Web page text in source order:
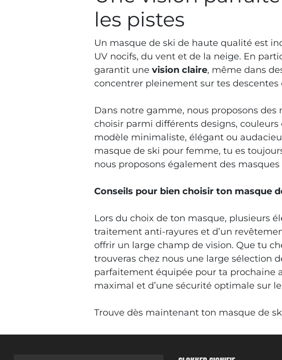
les pistes
Un masque de ski de haute qualité est
UV nocifs, du vent et de la neige. En
garantit unevision claire, même dans
concentrer pleinement sur tes
Dans notre gamme, nous proposons
choisir parmi différents designs,
modèle minimaliste, élégant ou
masque de ski pour femme, tu es
nous proposons également des
Conseils pour bien choisir ton masque
Lors du choix de ton masque, plusieurs
traitement anti-rayures et d’un
offrir un large champ de vision. Que tu
trouveras chez nous une large sélection
parfaitement équipée pour ta prochaine
maximal et d’une sécurité optimale sur
Trouve dès maintenant ton masque de